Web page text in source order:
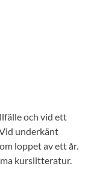
och vid ett
underkänt
loppet av ett år.
kurslitteratur.